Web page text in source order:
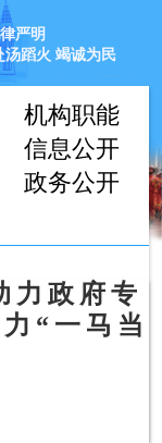
严明
汤蹈火 竭诚为民
机构职能
信息公开
政务公开
力政府专
“一马当